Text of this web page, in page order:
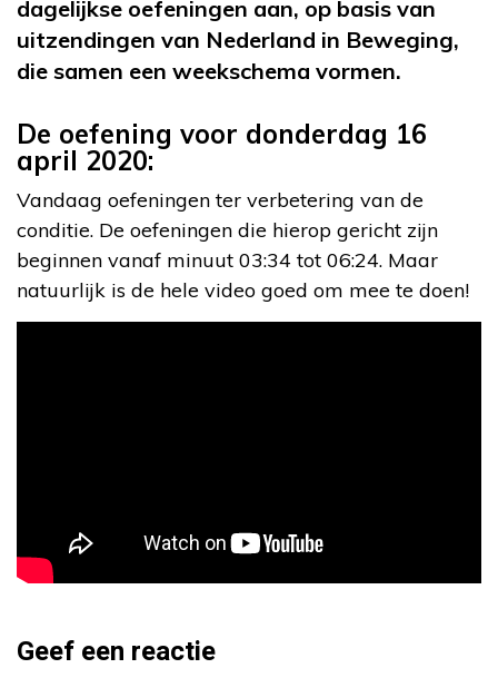
dagelijkse oefeningen aan, op basis van
uitzendingen van Nederland in Beweging,
die samen een weekschema vormen.
De oefening voor donderdag 16
april 2020:
Vandaag oefeningen ter verbetering van de
conditie. De oefeningen die hierop gericht zijn
beginnen vanaf minuut 03:34 tot 06:24. Maar
natuurlijk is de hele video goed om mee te doen!
Geef een reactie